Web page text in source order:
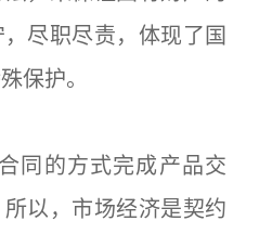
尽职尽责，体现了国
保护。
同的方式完成产品交
以，市场经济是契约